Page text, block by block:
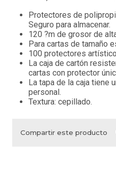
Protectores de
Seguro para almacenar.
120 ?m de grosor de
Para cartas de tamaño
100 protectores
La caja de cartón
cartas con protector
La tapa de la caja tiene
personal.
Textura: cepillado.
Compartir este producto